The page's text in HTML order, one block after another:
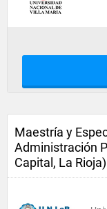
Maestría y
Administración
Capital, La Rioja)